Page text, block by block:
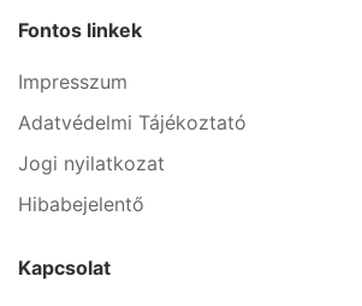
Fontos linkek
Impresszum
Adatvédelmi Tájékoztató
Jogi nyilatkozat
Hibabejelentő
Kapcsolat